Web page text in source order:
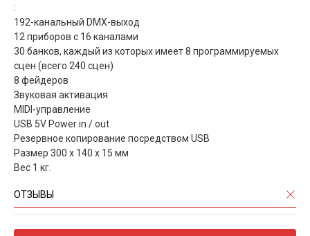
:
192-канальный DMX-выход
12 приборов с 16 каналами
30 банков, каждый из которых имеет 8 программируемых
сцен (всего 240 сцен)
8 фейдеров
Звуковая активация
MIDI-управление
USB 5V Power in / out
Резервное копирование посредством USB
Размер 300 х 140 х 15 мм
Вес 1 кг.
ОТЗЫВЫ